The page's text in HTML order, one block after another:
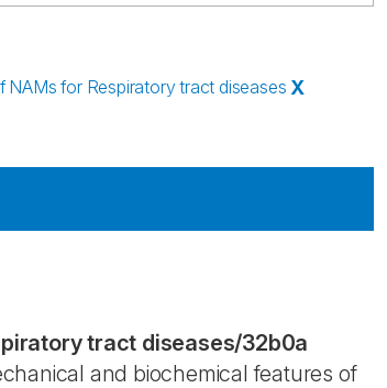
for Respiratory tract diseases X
tract diseases/32b0a
and biochemical features of